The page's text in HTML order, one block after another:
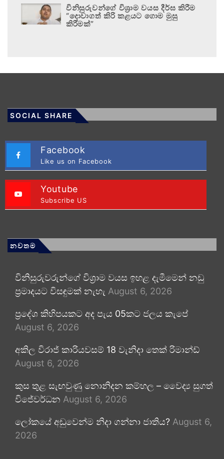
විනිසුරුවන්ගේ විශ්‍රාම වයස දීර්ඝ කිරීම
“දොවාගත් කිරි කළයට ගොම මුසු
කිරීමක්”
SOCIAL SHARE
Facebook
Like us on Facebook
Youtube
Subscribe US
නවතම
විනිසුරුවරුන්ගේ විශ්‍රාම වයස ඉහළ දැමීමෙන් නඩු
ප්‍රමාදයට විසඳුමක් නැහැ August 6, 2026
ප්‍රදේශ කිහිපයකට අද පැය 05කට ජලය කැපේ
August 6, 2026
අකිල විරාජ් කාරියවසම් 18 වැනිදා තෙක් රිමාන්ඩ්
August 6, 2026
කුස තුළ සැඟවුණු නොනිදන කම්හල – වෛද්‍ය සුගත්
විජේවර්ධන August 6, 2026
ලෝකයේ අඩුවෙන්ම නිදා ගන්නා ජාතිය? August 6,
2026